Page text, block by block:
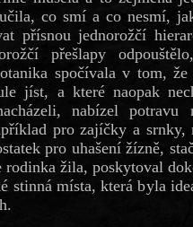
co smí a co nesmí,
přísnou jednorožčí
přešlapy
spočívala v tom,
jíst, a které naopak
nabízel
pro zajíčky a
pro uhašení žízně,
rodinka žila, poskytoval
stinná místa, která byla